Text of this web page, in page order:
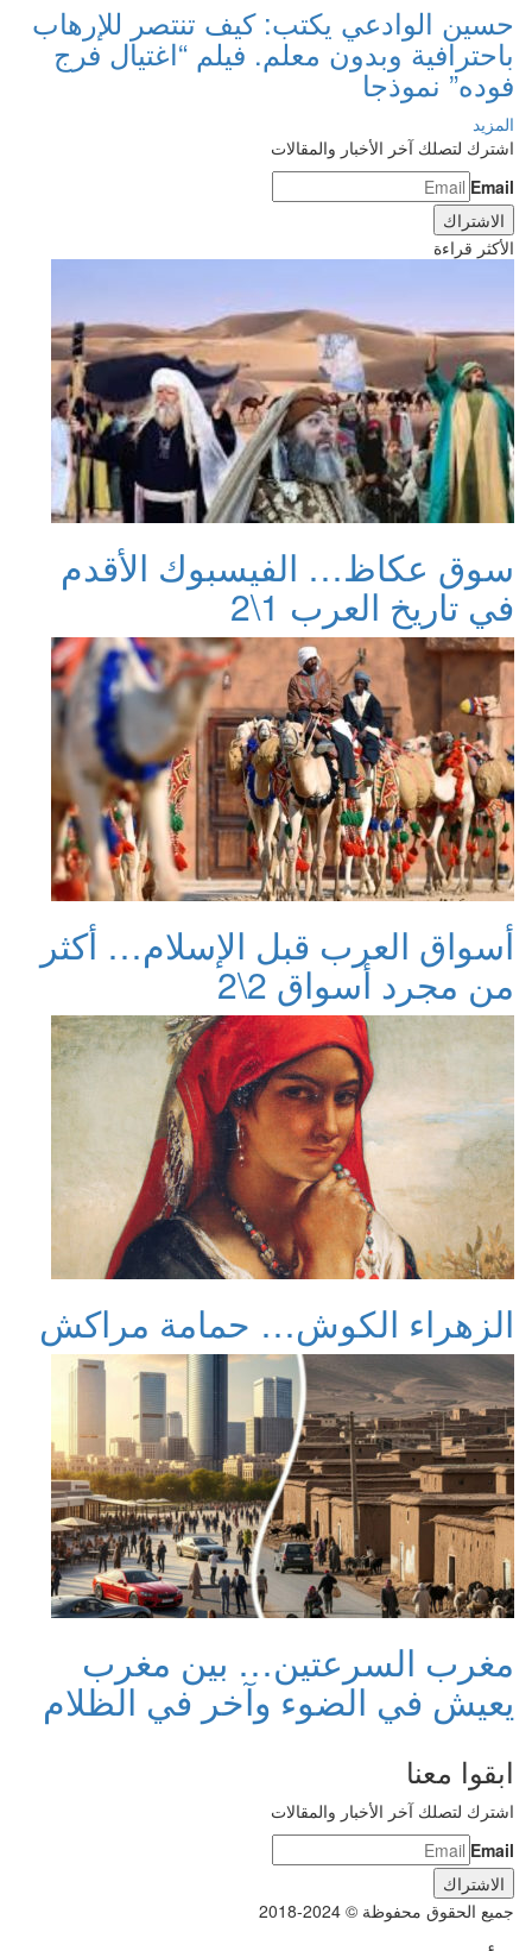
حسين الوادعي يكتب: كيف تنتصر للإرهاب
باحترافية وبدون معلم. فيلم “اغتيال فرج
فوده” نموذجا
المزيد
اشترك لتصلك آخر الأخبار والمقالات
Email
الأكثر قراءة
سوق عكاظ… الفيسبوك الأقدم
في تاريخ العرب 1\2
أسواق العرب قبل الإسلام… أكثر
من مجرد أسواق 2\2
الزهراء الكوش… حمامة مراكش
مغرب السرعتين… بين مغرب
يعيش في الضوء وآخر في الظلام
ابقوا معنا
اشترك لتصلك آخر الأخبار والمقالات
Email
جميع الحقوق محفوظة © 2024-2018